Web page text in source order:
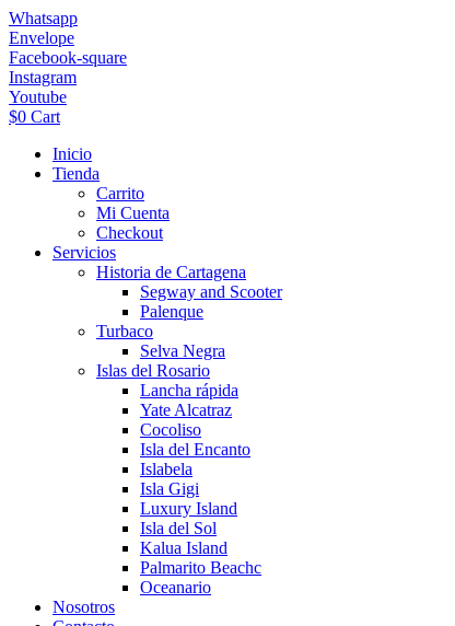
Ir
al
contenido
Whatsapp
Envelope
Facebook-square
Instagram
Youtube
$0 Cart
Inicio
Tienda
Carrito
Mi Cuenta
Checkout
Servicios
Historia de Cartagena
Segway and Scooter
Palenque
Turbaco
Selva Negra
Islas del Rosario
Lancha rápida
Yate Alcatraz
Cocoliso
Isla del Encanto
Islabela
Isla Gigi
Luxury Island
Isla del Sol
Kalua Island
Palmarito Beachc
Oceanario
Nosotros